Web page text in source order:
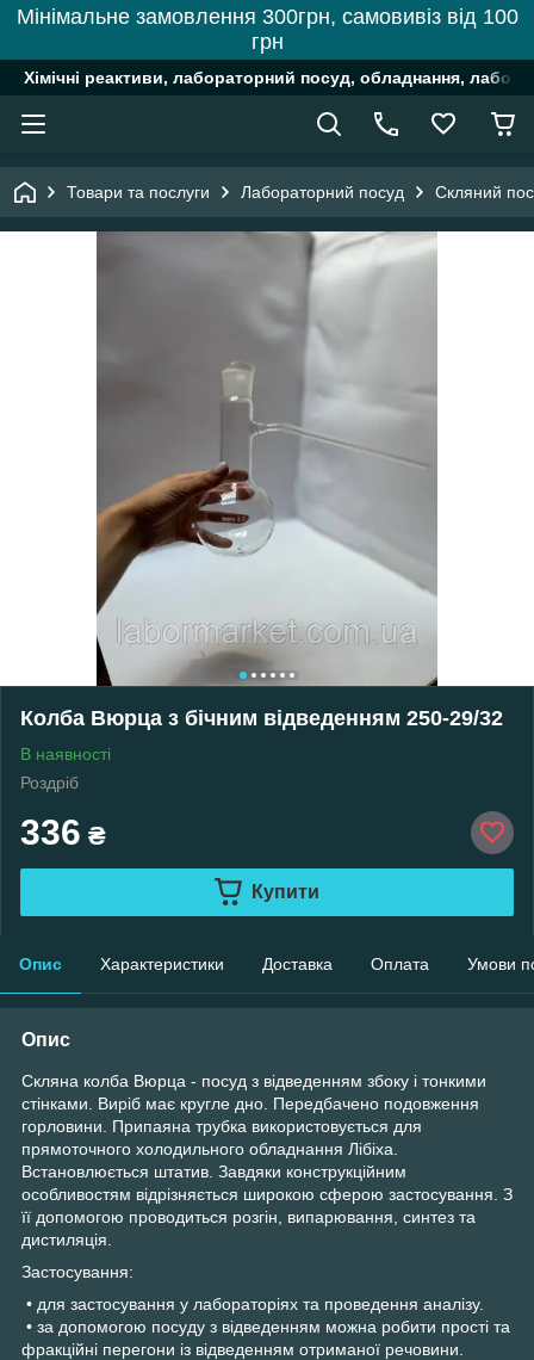
Мінімальне замовлення 300грн, самовивіз від 100
грн
Хімічні реактиви, лабораторний посуд, обладнання,
Товари та послуги Лабораторний посуд Скляний
Колба Вюрца з бічним відведенням 250-29/32
В наявності
Роздріб
336 ₴
Купити
Опис Характеристики Доставка Оплата Умови
Опис
Скляна колба Вюрца - посуд з відведенням збоку і тонкими
стінками. Виріб має кругле дно. Передбачено подовження
горловини. Припаяна трубка використовується для
прямоточного холодильного обладнання Лібіха.
Встановлюється штатив. Завдяки конструкційним
особливостям відрізняється широкою сферою застосування. З
її допомогою проводиться розгін, випарювання, синтез та
дистиляція.
Застосування:
• для застосування у лабораторіях та проведення аналізу.
• за допомогою посуду з відведенням можна робити прості та
фракційні перегони із відведенням отриманої речовини.